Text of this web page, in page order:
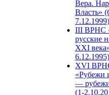
Вера.
Власть»
7.12.1999)
III ВРНС
русские
XXI
6.12.1995)
XVI
«Рубежи
—
(1-